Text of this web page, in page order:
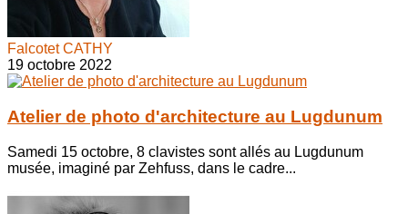
Falcotet CATHY
19 octobre 2022
Atelier de photo d'architecture au Lugdunum
Samedi 15 octobre, 8 clavistes sont allés au Lugdunum
musée, imaginé par Zehfuss, dans le cadre...